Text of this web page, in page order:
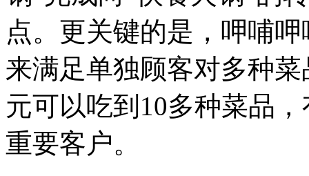
点。更关键的是，呷哺
来满足单独顾客对多种
元可以吃到10多种菜品
重要客户。